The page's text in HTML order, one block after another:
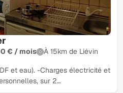
€ / mois À 15km de Liévin
et eau). -Charges électricité et
sur 2…